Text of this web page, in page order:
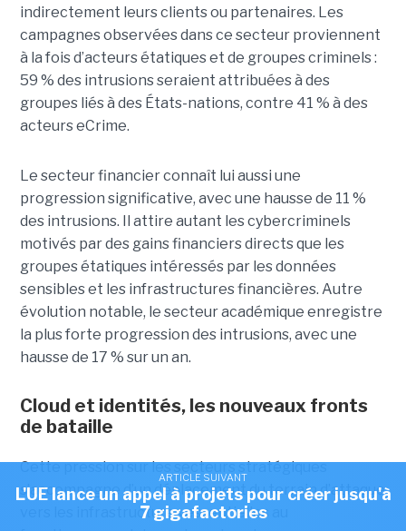
indirectement leurs clients ou partenaires. Les
campagnes observées dans ce secteur proviennent
à la fois d’acteurs étatiques et de groupes criminels :
59 % des intrusions seraient attribuées à des
groupes liés à des États-nations, contre 41 % à des
acteurs eCrime.
Le secteur financier connaît lui aussi une
progression significative, avec une hausse de 11 %
des intrusions. Il attire autant les cybercriminels
motivés par des gains financiers directs que les
groupes étatiques intéressés par les données
sensibles et les infrastructures financières. Autre
évolution notable, le secteur académique enregistre
la plus forte progression des intrusions, avec une
hausse de 17 % sur un an.
Cloud et identités, les nouveaux fronts
de bataille
Cette pression sur les secteurs stratégiques
s’accompagne d’un déplacement du terrain d’attaque
vers les infrastructures essentielles au
ARTICLE SUIVANT
L'UE lance un appel à projets pour créer jusqu'à
7 gigafactories